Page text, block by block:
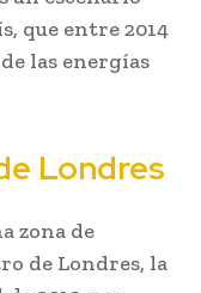
que entre 2014
las energías
Londres
zona de
de Londres, la